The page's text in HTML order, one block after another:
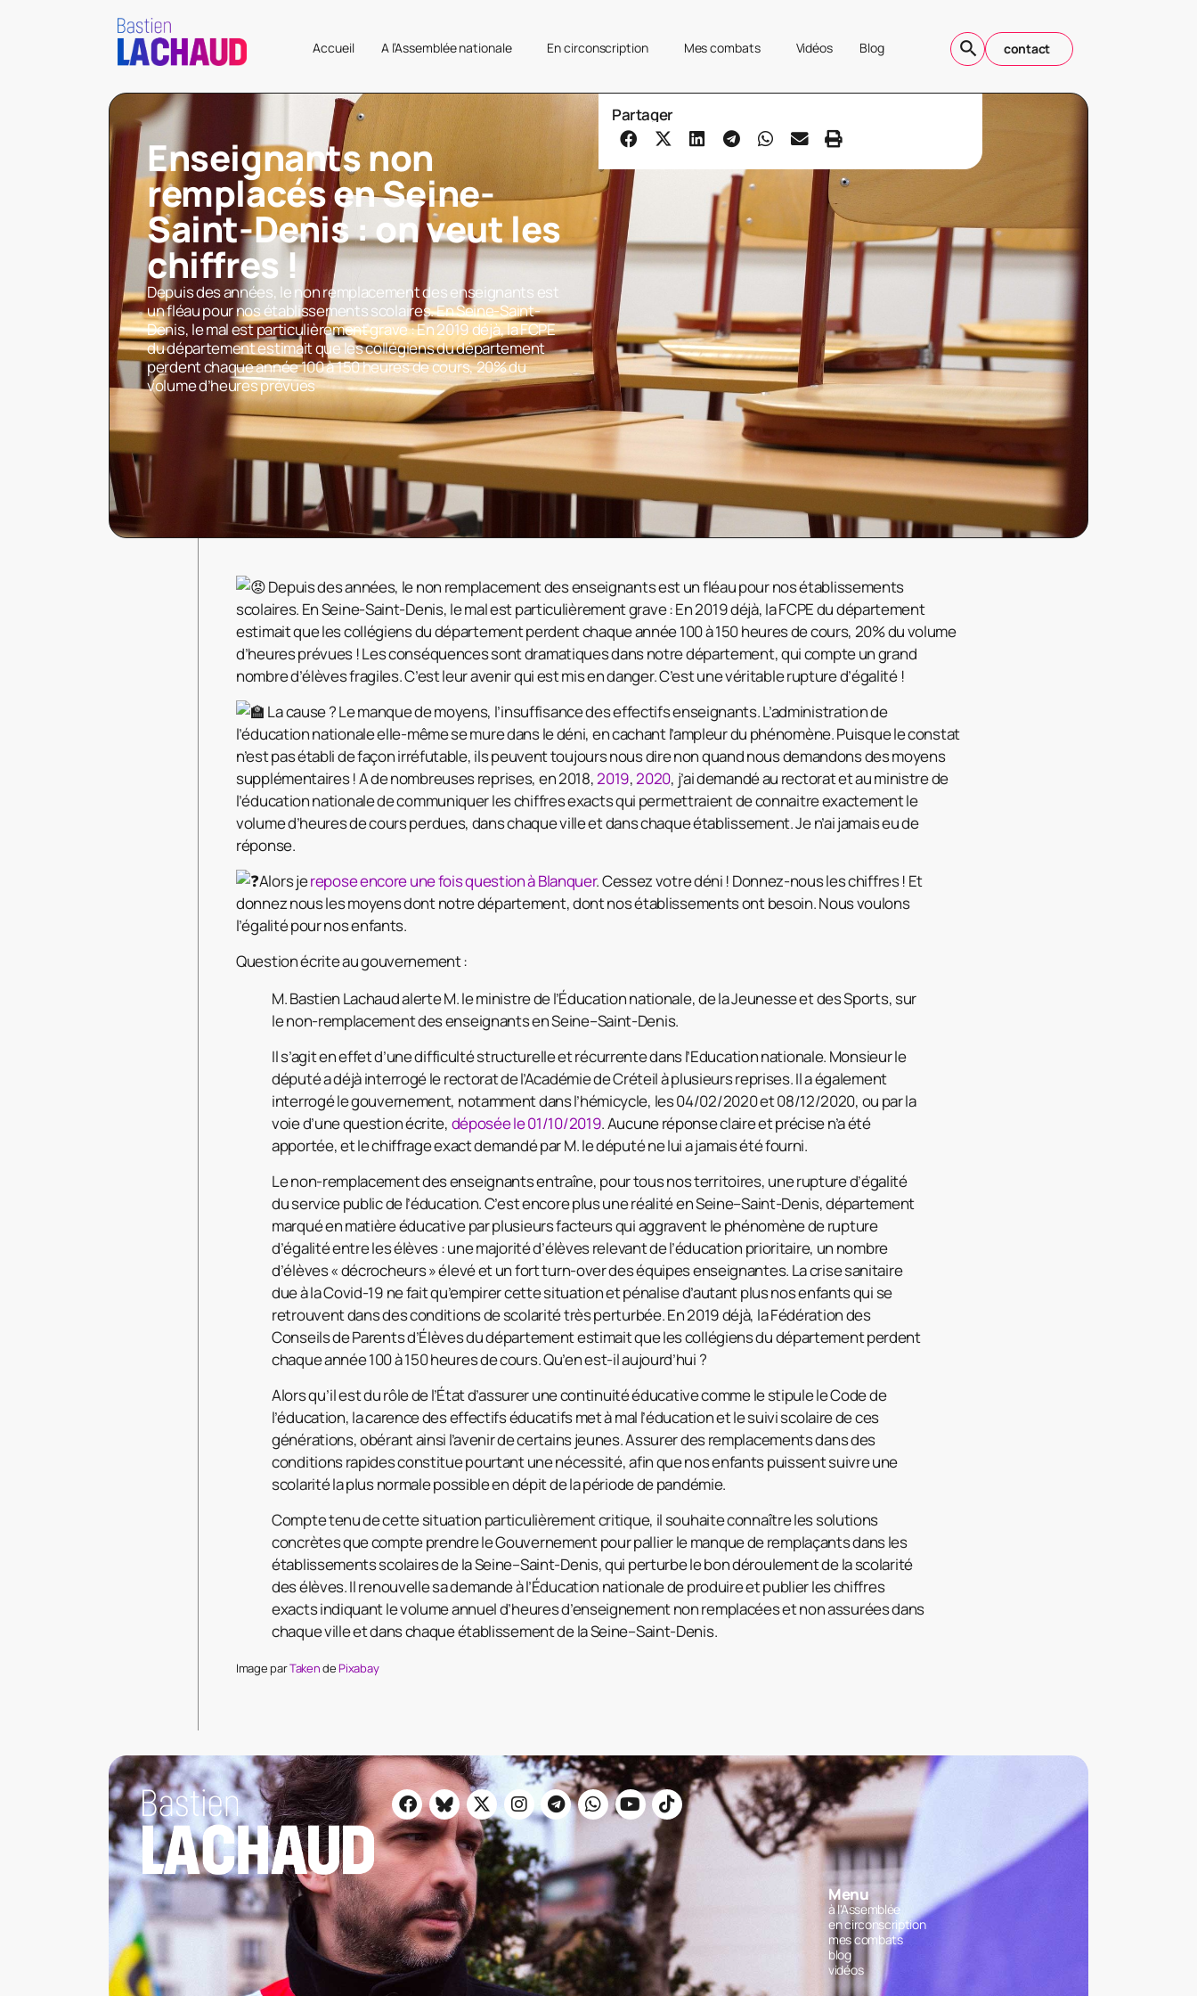
Accueil A l’Assemblée nationale En circonscription Mes combats Vidéos Blog contact
Enseignants non
remplacés en Seine-
Saint-Denis : on veut les
chiffres !
Depuis des années, le non remplacement des enseignants est
un fléau pour nos établissements scolaires. En Seine-Saint-
Denis, le mal est particulièrement grave : En 2019 déjà, la FCPE
du département estimait que les collégiens du département
perdent chaque année 100 à 150 heures de cours, 20% du
volume d’heures prévues
Partager
Depuis des années, le non remplacement des enseignants est un fléau pour nos établissements
scolaires. En Seine-Saint-Denis, le mal est particulièrement grave : En 2019 déjà, la FCPE du département
estimait que les collégiens du département perdent chaque année 100 à 150 heures de cours, 20% du volume
d’heures prévues ! Les conséquences sont dramatiques dans notre département, qui compte un grand
nombre d’élèves fragiles. C’est leur avenir qui est mis en danger. C’est une véritable rupture d’égalité !
La cause ? Le manque de moyens, l’insuffisance des effectifs enseignants. L’administration de
l’éducation nationale elle-même se mure dans le déni, en cachant l’ampleur du phénomène. Puisque le constat
n’est pas établi de façon irréfutable, ils peuvent toujours nous dire non quand nous demandons des moyens
supplémentaires ! A de nombreuses reprises, en 2018, 2019, 2020, j’ai demandé au rectorat et au ministre de
l’éducation nationale de communiquer les chiffres exacts qui permettraient de connaitre exactement le
volume d’heures de cours perdues, dans chaque ville et dans chaque établissement. Je n’ai jamais eu de
réponse.
Alors jerepose encore une fois question à Blanquer. Cessez votre déni ! Donnez-nous les chiffres ! Et
donnez nous les moyens dont notre département, dont nos établissements ont besoin. Nous voulons
l’égalité pour nos enfants.
Question écrite au gouvernement :
M. Bastien Lachaud alerte M. le ministre de l’Éducation nationale, de la Jeunesse et des Sports, sur
le non-remplacement des enseignants en Seine–Saint-Denis.
Il s’agit en effet d’une difficulté structurelle et récurrente dans l’Education nationale. Monsieur le
député a déjà interrogé le rectorat de l’Académie de Créteil à plusieurs reprises. Il a également
interrogé le gouvernement, notamment dans l’hémicycle, les 04/02/2020 et 08/12/2020, ou par la
voie d’une question écrite, déposée le 01/10/2019. Aucune réponse claire et précise n’a été
apportée, et le chiffrage exact demandé par M. le député ne lui a jamais été fourni.
Le non-remplacement des enseignants entraîne, pour tous nos territoires, une rupture d’égalité
du service public de l’éducation. C’est encore plus une réalité en Seine–Saint-Denis, département
marqué en matière éducative par plusieurs facteurs qui aggravent le phénomène de rupture
d’égalité entre les élèves : une majorité d’élèves relevant de l’éducation prioritaire, un nombre
d’élèves « décrocheurs » élevé et un fort turn-over des équipes enseignantes. La crise sanitaire
due à la Covid-19 ne fait qu’empirer cette situation et pénalise d’autant plus nos enfants qui se
retrouvent dans des conditions de scolarité très perturbée. En 2019 déjà, la Fédération des
Conseils de Parents d’Élèves du département estimait que les collégiens du département perdent
chaque année 100 à 150 heures de cours. Qu’en est-il aujourd’hui ?
Alors qu’il est du rôle de l’État d’assurer une continuité éducative comme le stipule le Code de
l’éducation, la carence des effectifs éducatifs met à mal l’éducation et le suivi scolaire de ces
générations, obérant ainsi l’avenir de certains jeunes. Assurer des remplacements dans des
conditions rapides constitue pourtant une nécessité, afin que nos enfants puissent suivre une
scolarité la plus normale possible en dépit de la période de pandémie.
Compte tenu de cette situation particulièrement critique, il souhaite connaître les solutions
concrètes que compte prendre le Gouvernement pour pallier le manque de remplaçants dans les
établissements scolaires de la Seine–Saint-Denis, qui perturbe le bon déroulement de la scolarité
des élèves. Il renouvelle sa demande à l’Éducation nationale de produire et publier les chiffres
exacts indiquant le volume annuel d’heures d’enseignement non remplacées et non assurées dans
chaque ville et dans chaque établissement de la Seine–Saint-Denis.
Image parTakendePixabay
Menu
à l'Assemblée
en circonscription
mes combats
blog
vidéos